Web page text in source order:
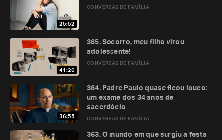
25:52
CONVERSAS DE FAMÍLIA
41:26
CONVERSAS DE FAMÍLIA
365. Socorro, meu filho virou
adolescente!
36:55 CONVERSAS DE FAMÍLIA
364. Padre Paulo quase ficou louco:
um exame dos 34 anos de
sacerdócio
363. O mundo em que surgiu a festa